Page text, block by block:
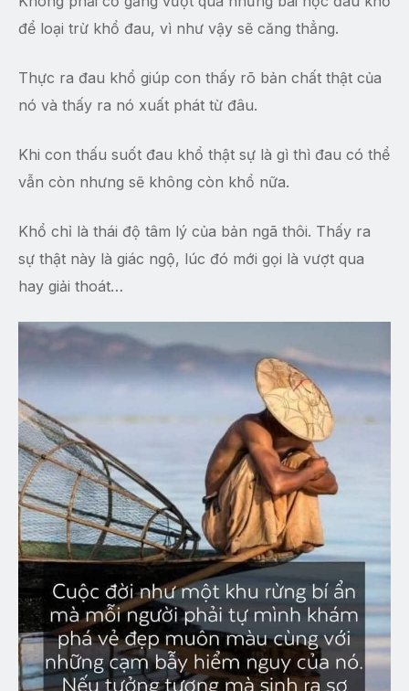
để loại trừ khổ đau, vì như vậy sẽ căng thẳng.
Thực ra đau khổ giúp con thấy rõ bản chất thật của
nó và thấy ra nó xuất phát từ đâu.
Khi con thấu suốt đau khổ thật sự là gì thì đau có thể
vẫn còn nhưng sẽ không còn khổ nữa.
Khổ chỉ là thái độ tâm lý của bản ngã thôi. Thấy ra
sự thật này là giác ngộ, lúc đó mới gọi là vượt qua
hay giải thoát…